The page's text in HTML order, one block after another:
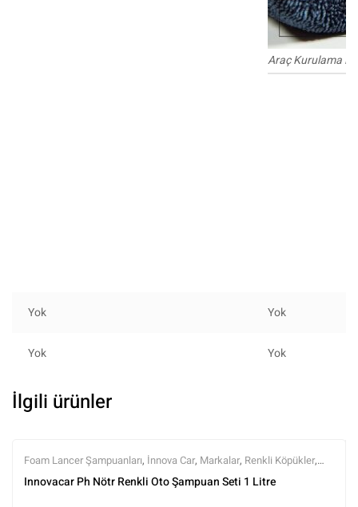
Araç Kurulama
Yok Yok
Yok Yok
İlgili ürünler
Foam Lancer Şampuanları, İnnova Car, Markalar, Renkli Köpükler,
Şampuanlar,Setler,Tüm Ürünler ,Yıkama Setleri, Yıkama Ürünleri
Innovacar Ph Nötr Renkli Oto Şampuan Seti 1 Litre